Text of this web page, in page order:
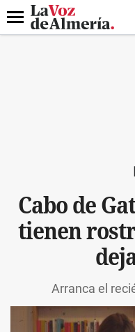
DESTACADO
Menú
Cabo de
tienen
Arranca el